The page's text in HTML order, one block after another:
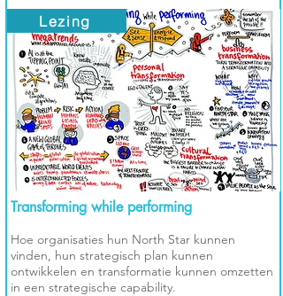
Lezing
Transforming while performing
Hoe organisaties hun North Star kunnen
vinden, hun strategisch plan kunnen
ontwikkelen en transformatie kunnen omzetten
in een strategische capability.